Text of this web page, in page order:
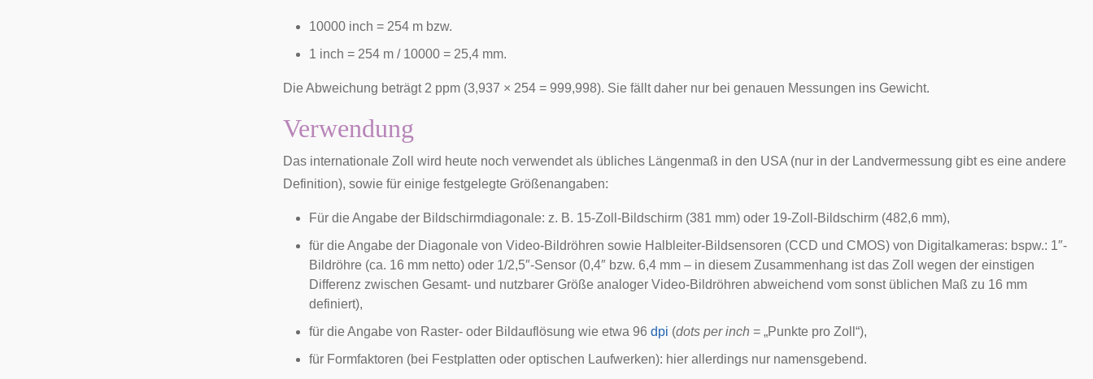
10000 inch = 254 m bzw.
1 inch = 254 m / 10000 = 25,4 mm.
Die Abweichung beträgt 2 ppm (3,937 × 254 = 999,998). Sie fällt daher nur bei genauen Messungen ins Gewicht.
Verwendung
Das internationale Zoll wird heute noch verwendet als übliches Längenmaß in den USA (nur in der Landvermessung gibt es eine andere
Definition), sowie für einige festgelegte Größenangaben:
Für die Angabe der Bildschirmdiagonale: z. B. 15-Zoll-Bildschirm (381 mm) oder 19-Zoll-Bildschirm (482,6 mm),
für die Angabe der Diagonale von Video-Bildröhren sowie Halbleiter-Bildsensoren (CCD und CMOS) von Digitalkameras: bspw.: 1″-
Bildröhre (ca. 16 mm netto) oder 1/2,5″-Sensor (0,4″ bzw. 6,4 mm – in diesem Zusammenhang ist das Zoll wegen der einstigen
Differenz zwischen Gesamt- und nutzbarer Größe analoger Video-Bildröhren abweichend vom sonst üblichen Maß zu 16 mm
definiert),
für die Angabe von Raster- oder Bildauflösung wie etwa 96 dpi (dots per inch = „Punkte pro Zoll“),
für Formfaktoren (bei Festplatten oder optischen Laufwerken): hier allerdings nur namensgebend.